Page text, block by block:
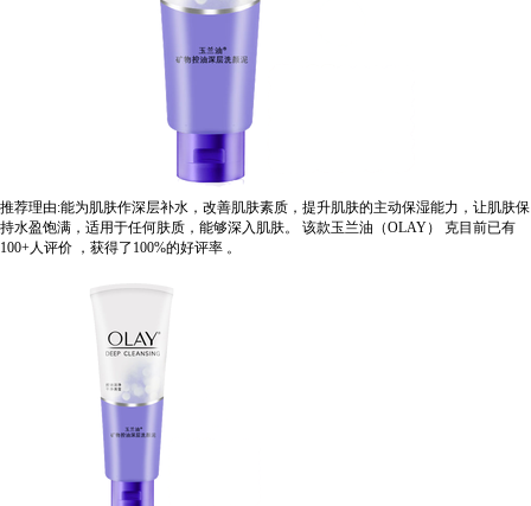
推荐理由:能为肌肤作深层补水，改善肌肤素质，提升肌肤的主动保湿能力，让肌肤保
持水盈饱满，适用于任何肤质，能够深入肌肤。
该款玉兰油（OLAY） 克目前已有
100+人评价 ，获得了100%的好评率 。